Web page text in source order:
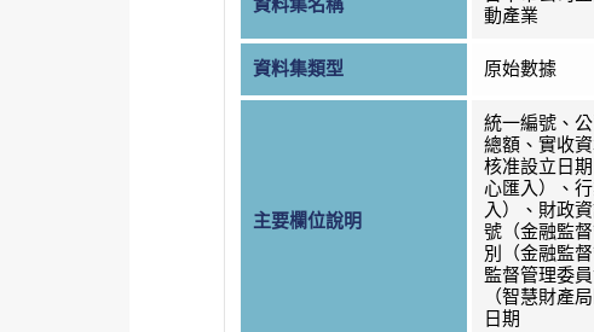
動產業
資料集類型 原始數據
主要欄位說明
統一編號、
總額、實收
核准設立日
心匯入）、
入）、財政
號（金融監
別（金融監
監督管理委
（智慧財產
日期